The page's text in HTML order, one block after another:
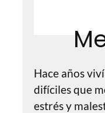
Hace años
difíciles que
estrés y